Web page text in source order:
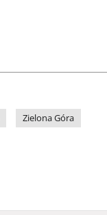
Zielona Góra